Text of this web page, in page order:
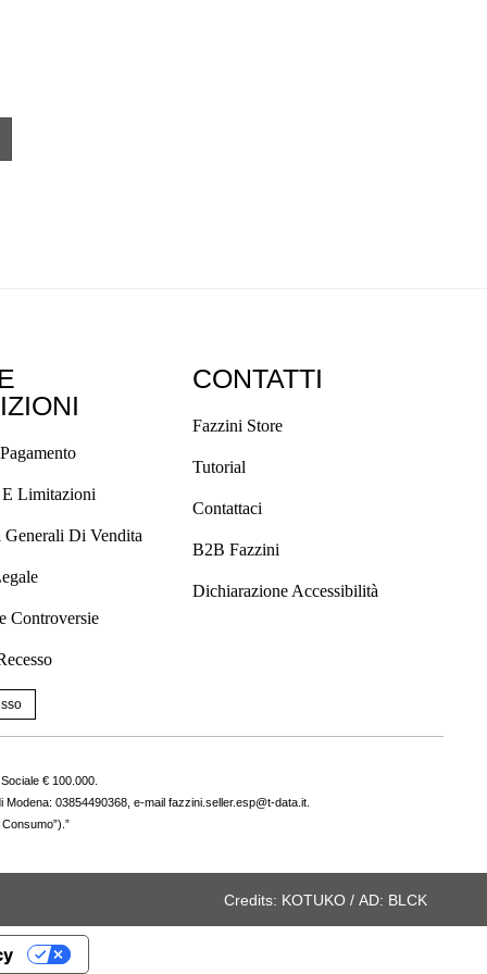
Limitazioni
Di Vendita
Controversie
CONTATTI
Fazzini Store
Tutorial
Contattaci
B2B Fazzini
Dichiarazione Accessibilità
€ 100.000.
03854490368, e-mail fazzini.seller.esp@t-data.it.
Credits: KOTUKO / AD: BLCK